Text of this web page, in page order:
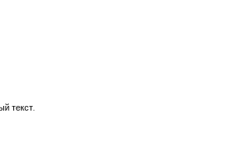
текст.